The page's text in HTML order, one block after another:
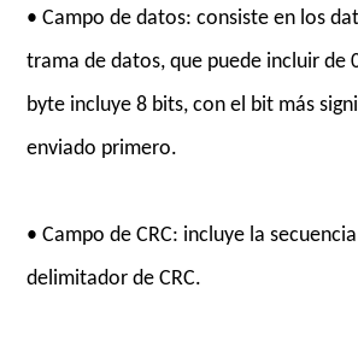
• Campo de datos: consiste en los
trama de datos, que puede incluir de
byte incluye 8 bits, con el bit más
enviado primero.
• Campo de CRC: incluye la secuencia
delimitador de CRC.